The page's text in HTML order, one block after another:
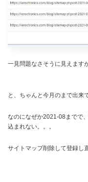
一見問題なさそうに見えます
と、ちゃんと今月のまで出来
なのになぜか2021-08までで
込まれない。。。
サイトマップ削除して登録し